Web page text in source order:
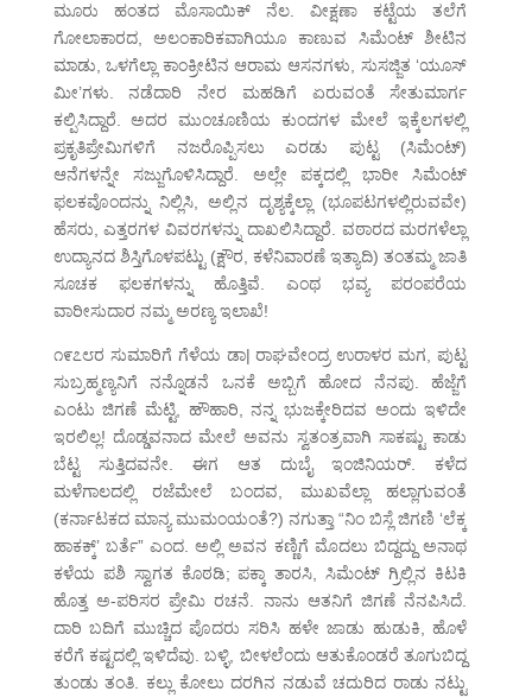
ಮೂರು ಹಂತದ ಮೊಸಾಯಿಕ್ ನೆಲ. ವೀಕ್ಷಣಾ ಕಟ್ಟೆಯ ತಲೆಗೆ
ಗೋಲಾಕಾರದ, ಅಲಂಕಾರಿಕವಾಗಿಯೂ ಕಾಣುವ ಸಿಮೆಂಟ್ ಶೀಟಿನ
ಮಾಡು, ಒಳಗೆಲ್ಲಾ ಕಾಂಕ್ರೀಟಿನ ಆರಾಮ ಆಸನಗಳು, ಸುಸಜ್ಜಿತ ‘ಯೂಸ್
ಮೀ’ಗಳು. ನಡೆದಾರಿ ನೇರ ಮಹಡಿಗೆ ಏರುವಂತೆ ಸೇತುಮಾರ್ಗ
ಕಲ್ಪಿಸಿದ್ದಾರೆ. ಅದರ ಮುಂಚೂಣಿಯ ಕುಂದಗಳ ಮೇಲೆ ಇಕ್ಕೆಲಗಳಲ್ಲಿ
ಪ್ರಕೃತಿಪ್ರೇಮಿಗಳಿಗೆ ನಜರೊಪ್ಪಿಸಲು ಎರಡು ಪುಟ್ಟ (ಸಿಮೆಂಟ್)
ಆನೆಗಳನ್ನೇ ಸಜ್ಜುಗೊಳಿಸಿದ್ದಾರೆ. ಅಲ್ಲೇ ಪಕ್ಕದಲ್ಲಿ ಭಾರೀ ಸಿಮೆಂಟ್
ಫಲಕವೊಂದನ್ನು ನಿಲ್ಲಿಸಿ, ಅಲ್ಲಿನ ದೃಶ್ಯಕ್ಕೆಲ್ಲಾ (ಭೂಪಟಗಳಲ್ಲಿರುವವೇ)
ಹೆಸರು, ಎತ್ತರಗಳ ವಿವರಗಳನ್ನು ದಾಖಲಿಸಿದ್ದಾರೆ. ವಠಾರದ ಮರಗಳೆಲ್ಲಾ
ಉದ್ಯಾನದ ಶಿಸ್ತಿಗೊಳಪಟ್ಟು (ಕ್ಷೌರ, ಕಳೆನಿವಾರಣೆ ಇತ್ಯಾದಿ) ತಂತಮ್ಮ ಜಾತಿ
ಸೂಚಕ ಫಲಕಗಳನ್ನು ಹೊತ್ತಿವೆ. ಎಂಥ ಭವ್ಯ ಪರಂಪರೆಯ
ವಾರೀಸುದಾರ ನಮ್ಮ ಅರಣ್ಯ ಇಲಾಖೆ!
೧೯೭೮ರ ಸುಮಾರಿಗೆ ಗೆಳೆಯ ಡಾ| ರಾಘವೇಂದ್ರ ಉರಾಳರ ಮಗ, ಪುಟ್ಟ
ಸುಬ್ರಹ್ಮಣ್ಯನಿಗೆ ನನ್ನೊಡನೆ ಒನಕೆ ಅಬ್ಬಿಗೆ ಹೋದ ನೆನಪು. ಹೆಜ್ಜೆಗೆ
ಎಂಟು ಜಿಗಣೆ ಮೆಟ್ಟಿ, ಹೌಹಾರಿ, ನನ್ನ ಭುಜಕ್ಕೇರಿದವ ಅಂದು ಇಳಿದೇ
ಇರಲಿಲ್ಲ! ದೊಡ್ಡವನಾದ ಮೇಲೆ ಅವನು ಸ್ವತಂತ್ರವಾಗಿ ಸಾಕಷ್ಟು ಕಾಡು
ಬೆಟ್ಟ ಸುತ್ತಿದವನೇ. ಈಗ ಆತ ದುಬೈ ಇಂಜಿನಿಯರ್. ಕಳೆದ
ಮಳೆಗಾಲದಲ್ಲಿ ರಜೆಮೇಲೆ ಬಂದವ, ಮುಖವೆಲ್ಲಾ ಹಲ್ಲಾಗುವಂತೆ
(ಕರ್ನಾಟಕದ ಮಾನ್ಯ ಮುಮಂಯಂತೆ?) ನಗುತ್ತಾ “ನಿಂ ಬಿಸ್ಲೆ ಜಿಗಣಿ ‘ಲೆಕ್ಕ
ಹಾಕಕ್ಕ್’ ಬರ್ತೆ” ಎಂದ. ಅಲ್ಲಿ ಅವನ ಕಣ್ಣಿಗೆ ಮೊದಲು ಬಿದ್ದದ್ದು ಅನಾಥ
ಕಳೆಯ ಪಶಿ ಸ್ವಾಗತ ಕೊಠಡಿ; ಪಕ್ಕಾ ತಾರಸಿ, ಸಿಮೆಂಟ್ ಗ್ರಿಲ್ಲಿನ ಕಿಟಕಿ
ಹೊತ್ತ ಅ-ಪರಿಸರ ಪ್ರೇಮಿ ರಚನೆ. ನಾನು ಆತನಿಗೆ ಜಿಗಣೆ ನೆನಪಿಸಿದೆ.
ದಾರಿ ಬದಿಗೆ ಮುಚ್ಚಿದ ಪೊದರು ಸರಿಸಿ ಹಳೇ ಜಾಡು ಹುಡುಕಿ, ಹೊಳೆ
ಕರೆಗೆ ಕಷ್ಟದಲ್ಲಿ ಇಳಿದೆವು. ಬಳ್ಳಿ, ಬೀಳಲೆಂದು ಆತುಕೊಂಡರೆ ತೂಗುಬಿದ್ದ
ತುಂಡು ತಂತಿ. ಕಲ್ಲು ಕೋಲು ದರಗಿನ ನಡುವೆ ಚದುರಿದ ರಾಡು ನಟ್ಟು